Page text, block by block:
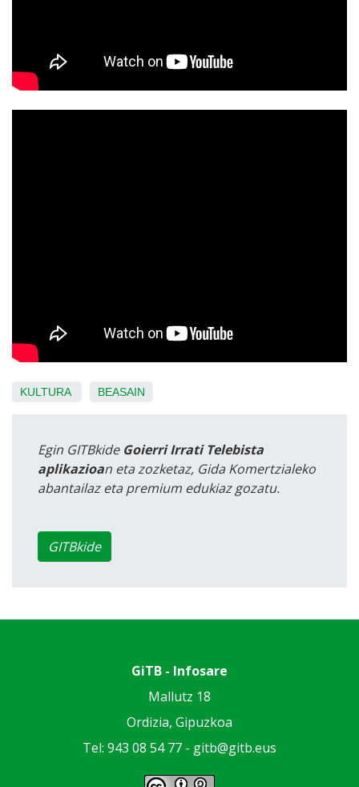
KULTURA BEASAIN
Egin GITBkide Goierri Irrati Telebista
aplikazioan eta zozketaz, Gida Komertzialeko
abantailaz eta premium edukiaz gozatu.
GITBkide
GiTB - Infosare
Mallutz 18
Ordizia, Gipuzkoa
Tel: 943 08 54 77 - gitb@gitb.eus